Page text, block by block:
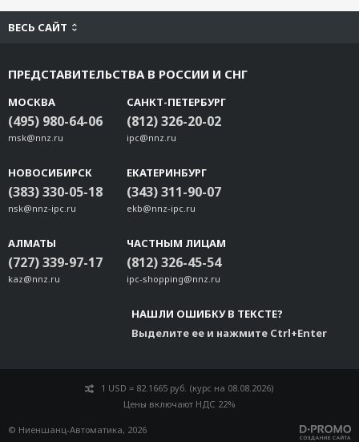
ВЕСЬ САЙТ
ПРЕДСТАВИТЕЛЬСТВА В РОССИИ И СНГ
МОСКВА
(495) 980-64-06
msk@nnz.ru
САНКТ-ПЕТЕРБУРГ
(812) 326-20-02
ipc@nnz.ru
НОВОСИБИРСК
(383) 330-05-18
nsk@nnz-ipc.ru
ЕКАТЕРИНБУРГ
(343) 311-90-07
ekb@nnz-ipc.ru
АЛМАТЫ
(727) 339-97-17
kaz@nnz.ru
ЧАСТНЫМ ЛИЦАМ
(812) 326-45-54
ipc-shopping@nnz.ru
НАШЛИ ОШИБКУ В ТЕКСТЕ?
Выделите ее и нажмите Ctrl+Enter
1 USD = 82.1665 руб. (курс на 08.08.2026)
Цены включают НДС 22%
© Ниеншанц-Автоматика, 2026